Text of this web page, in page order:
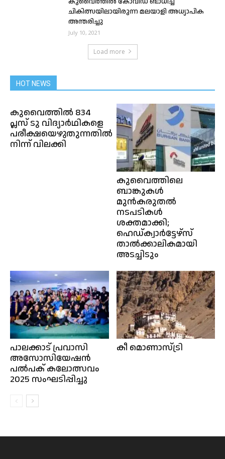
ചികിത്സയിലായിരുന്ന മലയാളി അധ്യാപിക
അന്തരിച്ചു
July 10, 2021
Load more
HOT NEWS
കുവൈത്തിൽ 834
പ്ലസ് ടു വിദ്യാർഥികളെ
പരീക്ഷയെഴുതുന്നതിൽ
നിന്ന് വിലക്കി
കുവൈത്തിലെ
ബാങ്കുകൾ
മുൻകരുതൽ
നടപടികൾ
ശക്തമാക്കി;
ഹെഡ്‌ക്വാർട്ടേഴ്സ്
താൽക്കാലികമായി
അടച്ചിടും
പാലക്കാട് പ്രവാസി
അസോസിയേഷൻ
പൽപക് കലോത്സവം
2025 സംഘടിപ്പിച്ചു
കീ മൊണാസ്ട്രി